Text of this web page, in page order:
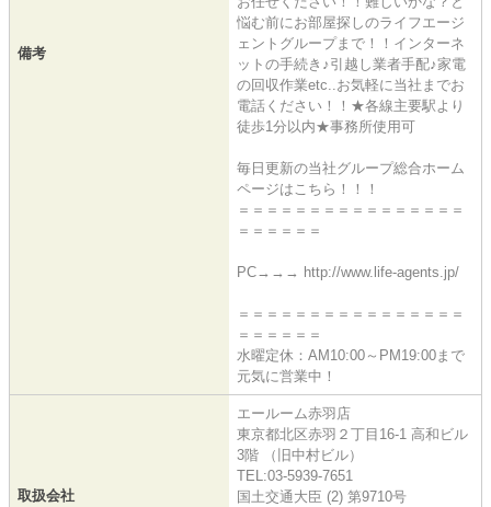
備考
悩む前にお部屋探しのライフエージ
ェントグループまで！！インターネ
ットの手続き♪引越し業者手配♪家電
の回収作業etc..お気軽に当社までお
電話ください！！★各線主要駅より
徒歩1分以内★事務所使用可
毎日更新の当社グループ総合ホーム
ページはこちら！！！
＝＝＝＝＝＝＝＝＝＝＝＝＝＝＝＝
＝＝＝＝＝＝
PC→→→ http://www.life-agents.jp/
＝＝＝＝＝＝＝＝＝＝＝＝＝＝＝＝
＝＝＝＝＝＝
水曜定休：AM10:00～PM19:00まで
元気に営業中！
取扱会社
エールーム赤羽店
東京都北区赤羽２丁目16-1 高和ビル
3階 （旧中村ビル）
TEL:03-5939-7651
国土交通大臣 (2) 第9710号